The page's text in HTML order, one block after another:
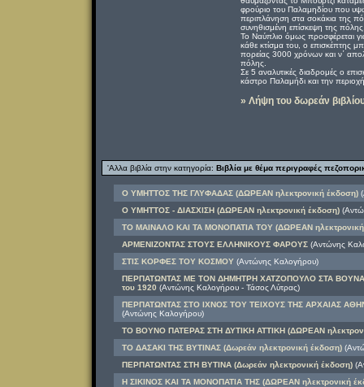
φρούριο του Παλαμηδίου που
περιπλάνηση στα σοκάκια της
συνηθισμένη επίσκεψη της
Το Ναύπλιο όμως προσφέρεται
κάθε κτίσμα του, ο επισκέπτης
πορείας 3000 χρόνων και ν΄
πόλης.
Σε 5 αναλυτικές διαδρομές ο
κάστρο Παλαμήδι και την
» Λήψη του δωρεάν
'Αλλα βιβλία στην κατηγορία: Βιβλία με θέμα περιγραφές
Ο ΥΜΗΤΤΟΣ ΤΗΣ ΓΛΥΦΑΔΑΣ (ΔΩΡΕΑΝ ηλεκτρονική έκδοση)
Ο ΥΜΗΤΤΟΣ - ΔΙΑΣΧΙΣΗ (ΔΩΡΕΑΝ ηλεκτρονική έκδοση)
ΤΟ ΜΑΙΝΑΛΟ ΚΑΙ ΤΑ ΜΟΝΟΠΑΤΙΑ ΤΟΥ (ΔΩΡΕΑΝ ηλεκτρονική
ΑΡΜΕΝΙΖΟΝΤΑΣ ΣΤΟΥΣ ΕΛΛΗΝΙΚΟΥΣ ΦΑΡΟΥΣ(Αντώνης
ΣΤΙΣ ΚΟΡΦΕΣ ΤΟΥ ΚΟΣΜΟΥ(Αντώνης Καλογήρου)
ΠΕΡΠΑΤΩΝΤΑΣ ΜΕ ΤΟΝ ΔΗΜΗΤΡΗ ΧΑΤΖΟΠΟΥΛΟ ΣΤΑ ΒΟΥΝΑ
του 1920 (Αντώνης Καλογήρου - Τάσος Λύτρας)
ΠΕΡΠΑΤΩΝΤΑΣ ΣΤΟ ΙΧΝΟΣ ΤΟΥ ΤΕΙΧΟΥΣ ΤΗΣ ΑΡΧΑΙΑΣ
(Αντώνης Καλογήρου)
ΤΟ ΒΟΥΝΟ ΠΑΤΕΡΑΣ ΣΤΗ ΔΥΤΙΚΗ ΑΤΤΙΚΗ (ΔΩΡΕΑΝ
ΤΟ ΔΑΣΑΚΙ ΤΗΣ ΒΥΤΙΝΑΣ (Δωρεάν ηλεκτρονική έκδοση)
ΠΕΡΠΑΤΩΝΤΑΣ ΣΤΗ ΒΥΤΙΝΑ (Δωρεάν ηλεκτρονική έκδοση)
Η ΣΙΚΙΝΟΣ ΚΑΙ ΤΑ ΜΟΝΟΠΑΤΙΑ ΤΗΣ (ΔΩΡΕΑΝ ηλεκτρονική